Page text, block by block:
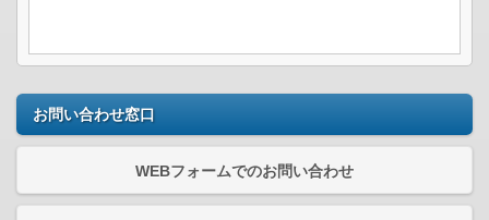
お問い合わせ窓口
WEBフォームでのお問い合わせ